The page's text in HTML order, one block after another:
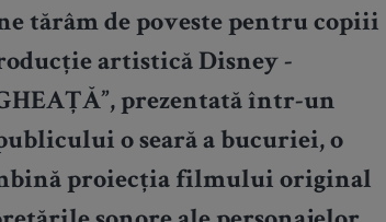
tărâm de poveste pentru copiii
artistică Disney -
, prezentată într-un
o seară a bucuriei, o
proiecția filmului original